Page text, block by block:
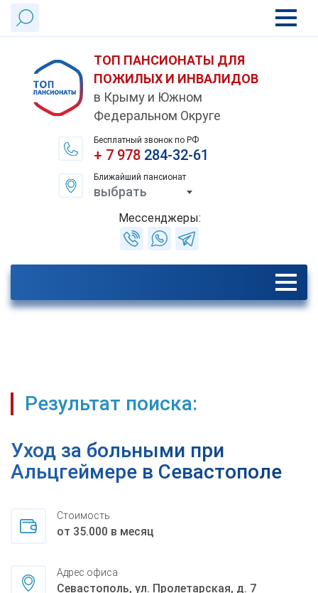
ТОП ПАНСИОНАТЫ ДЛЯ
ПОЖИЛЫХ И ИНВАЛИДОВ
в Крыму и Южном
Федеральном Округе
Бесплатный звонок по РФ
+ 7 978284-32-61
Ближайший пансионат
выбрать
Мессенджеры:
Результат поиска:
Уход за больными при
Альцгеймере в Севастополе
Стоимость
от 35.000 в месяц
Адрес офиса
Севастополь, ул. Пролетарская, д. 7